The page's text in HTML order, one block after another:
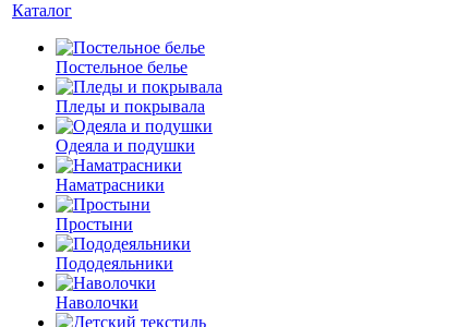
Каталог
Постельное белье
Пледы и покрывала
Одеяла и подушки
Наматрасники
Простыни
Пододеяльники
Наволочки